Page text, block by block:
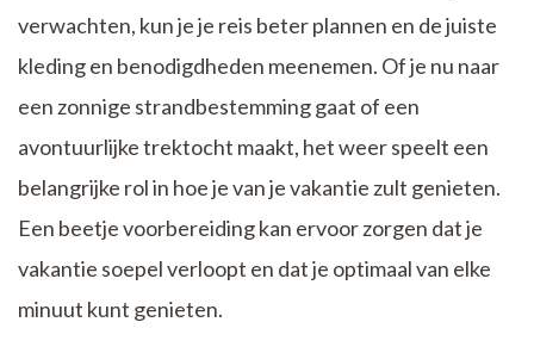
verwachten, kun je je reis beter plannen en de juiste
kleding en benodigdheden meenemen. Of je nu naar
een zonnige strandbestemming gaat of een
avontuurlijke trektocht maakt, het weer speelt een
belangrijke rol in hoe je van je vakantie zult genieten.
Een beetje voorbereiding kan ervoor zorgen dat je
vakantie soepel verloopt en dat je optimaal van elke
minuut kunt genieten.